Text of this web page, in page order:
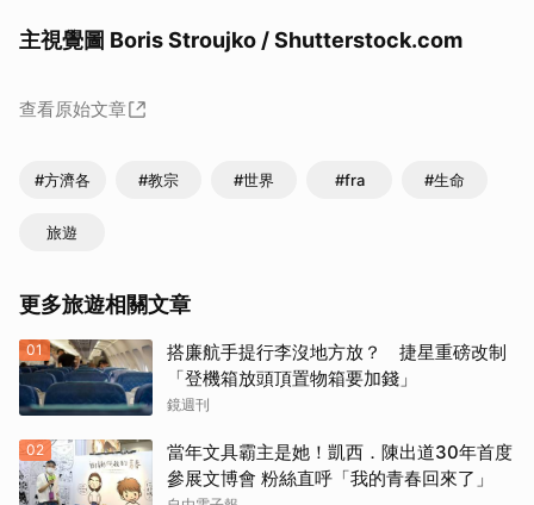
主視覺圖 Boris Stroujko / Shutterstock.com
查看原始文章
#方濟各 #教宗 #世界 #fra #生命
旅遊
更多旅遊相關文章
01
搭廉航手提行李沒地方放？ 捷星重磅改制
「登機箱放頭頂置物箱要加錢」
鏡週刊
02
當年文具霸主是她！凱西．陳出道30年首度
參展文博會 粉絲直呼「我的青春回來了」